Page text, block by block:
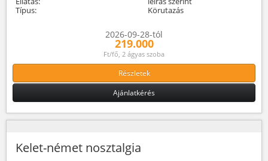
Típus:
Körutazás
2026-09-28-tól
219.000
Ft/fő, 2 ágyas szoba
Részletek
Ajánlatkérés
Kelet-német nosztalgia